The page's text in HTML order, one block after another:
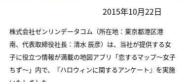
2015年10月22日
株式会社ゼンリンデータコム（所在地：東京都港区港
南、代表取締役社長：清水 辰彦）は、当社が提供する女
子に役立つ情報が満載の地図アプリ「恋するマップ～女子
ちず～」内で、『ハロウィンに関するアンケート』を実施